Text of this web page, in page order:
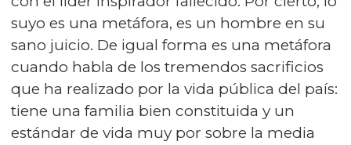
suyo es una metáfora, es un hombre en su
sano juicio. De igual forma es una metáfora
cuando habla de los tremendos sacrificios
que ha realizado por la vida pública del país:
tiene una familia bien constituida y un
estándar de vida muy por sobre la media